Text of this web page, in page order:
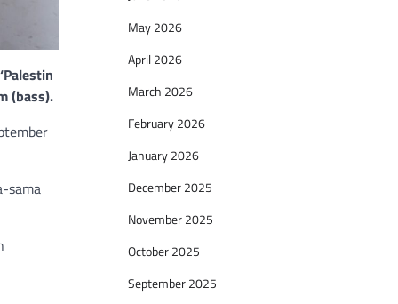
(bass).
sama
May 2026
April 2026
March 2026
February 2026
January 2026
December 2025
November 2025
October 2025
September 2025